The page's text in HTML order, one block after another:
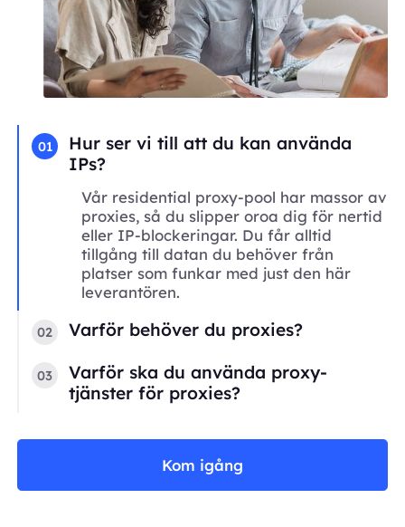
01
Hur ser vi till att du kan använda
IPs?
Vår residential proxy-pool har massor av
proxies, så du slipper oroa dig för nertid
eller IP-blockeringar. Du får alltid
tillgång till datan du behöver från
platser som funkar med just den här
leverantören.
02 Varför behöver du proxies?
03
Varför ska du använda proxy-
tjänster för proxies?
Kom igång